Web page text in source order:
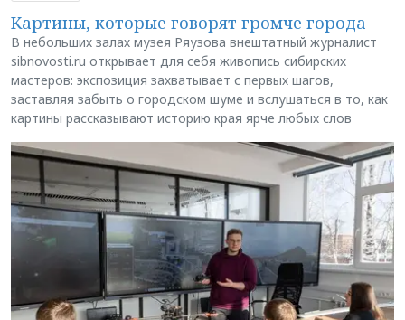
Картины, которые говорят громче города
В небольших залах музея Ряузова внештатный журналист
sibnovosti.ru открывает для себя живопись сибирских
мастеров: экспозиция захватывает с первых шагов,
заставляя забыть о городском шуме и вслушаться в то, как
картины рассказывают историю края ярче любых слов